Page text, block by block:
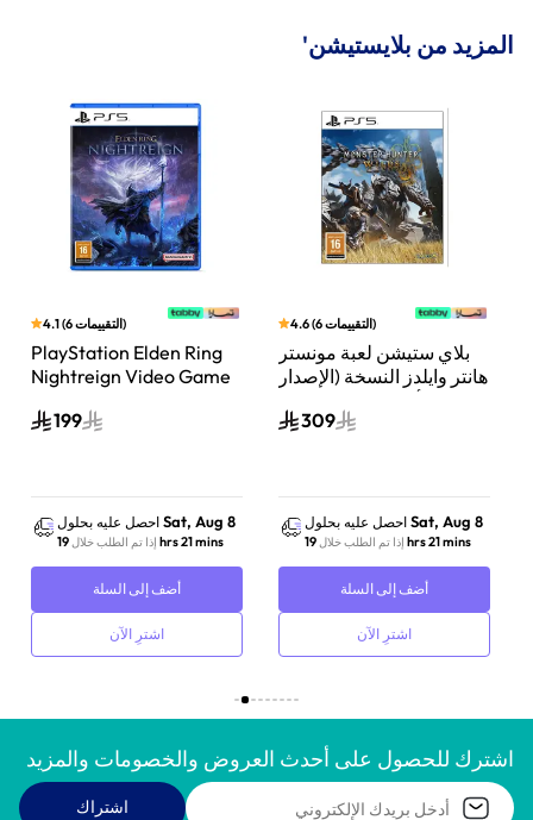
المزيد من بلايستيشن'
4.1(6التقييمات)
PlayStation Elden Ring
Nightreign Video Game
199
احصل عليه بحلول Sat, Aug 8
إذا تم الطلب خلال 19 hrs 21 mins
أضف إلى السلة
اشترِ الآن
4.6(6التقييمات)
بلاي ستيشن لعبة مونستر
هانتر وايلدز النسخة (الإصدار
ثلاثي الأبعاد المتحرك) بلاي
ستيشن 5
309
احصل عليه بحلول Sat, Aug 8
إذا تم الطلب خلال 19 hrs 21 mins
أضف إلى السلة
اشترِ الآن
اشترك للحصول على أحدث العروض والخصومات والمزيد
اشتراك